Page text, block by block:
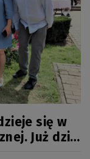
się w
Już dziś